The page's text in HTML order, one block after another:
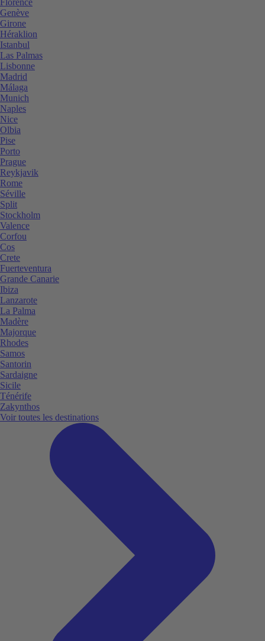
Genève
Girone
Héraklion
Istanbul
Las Palmas
Lisbonne
Madrid
Málaga
Munich
Naples
Nice
Olbia
Pise
Porto
Prague
Reykjavik
Rome
Séville
Split
Stockholm
Valence
Corfou
Cos
Crete
Fuerteventura
Grande Canarie
Ibiza
Lanzarote
La Palma
Madère
Majorque
Rhodes
Samos
Santorin
Sardaigne
Sicile
Ténérife
Zakynthos
Voir toutes les destinations